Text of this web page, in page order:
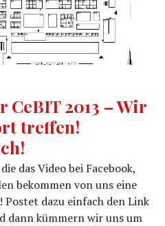
CeBIT 2013 – Wir
treffen!
das Video bei Facebook,
bekommen von uns eine
Postet dazu einfach den Link
dann kümmern wir uns um